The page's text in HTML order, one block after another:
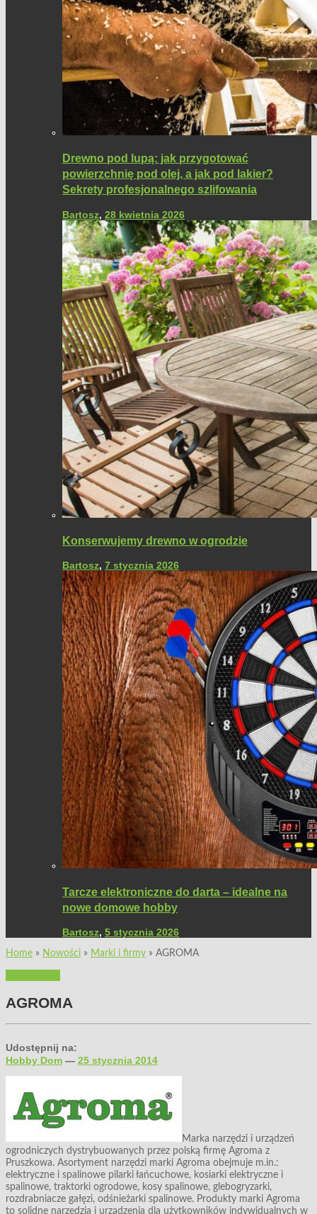
Drewno pod lupą: jak przygotować
powierzchnię pod olej, a jak pod lakier?
Sekrety profesjonalnego szlifowania
Bartosz, 28 kwietnia 2026
Konserwujemy drewno w ogrodzie
Bartosz, 7 stycznia 2026
Tarcze elektroniczne do darta – idealne na
nowe domowe hobby
Bartosz, 5 stycznia 2026
Home » Nowości » Marki i firmy » AGROMA
AGROMA
Udostępnij na:
Hobby Dom — 25 stycznia 2014
Marka narzędzi i urządzeń
ogrodniczych dystrybuowanych przez polską firmę Agroma z
Pruszkowa. Asortyment narzędzi marki Agroma obejmuje m.in.:
elektryczne i spalinowe pilarki łańcuchowe, kosiarki elektryczne i
spalinowe, traktorki ogrodowe, kosy spalinowe, glebogryzarki,
rozdrabniacze gałęzi, odśnieżarki spalinowe. Produkty marki Agroma
to solidne narzędzia i urządzenia dla użytkowników indywidualnych w